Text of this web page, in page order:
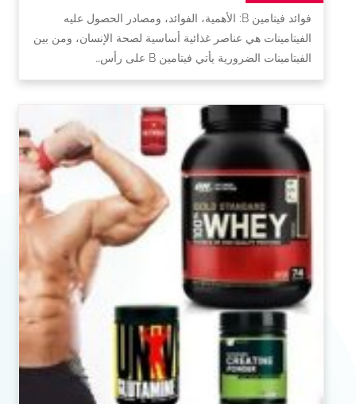
فوائد فيتامين B: الأهمية، الفوائد، ومصادر الحصول عليه
الفيتامينات هي عناصر غذائية أساسية لصحة الإنسان، ومن بين
الفيتامينات الضرورية يأتي فيتامين B على رأس…